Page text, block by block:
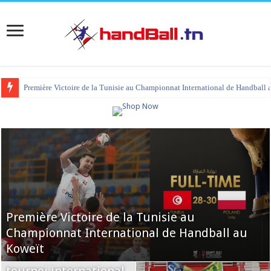
Première Victoire de la Tunisie au Championnat International de Handball
Première Victoire de la Tunisie au
Championnat International de Handball au
Koweït
Mondial Pologne/Suède 2023 : la liste de la
Tunisie pour le mondial